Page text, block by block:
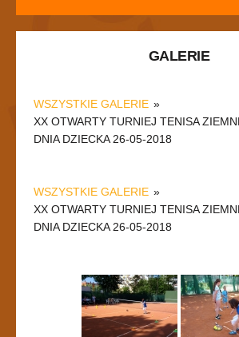
GALERIE
WSZYSTKIE GALERIE »
XX OTWARTY TURNIEJ TENISA
DNIA DZIECKA 26-05-2018
WSZYSTKIE GALERIE »
XX OTWARTY TURNIEJ TENISA
DNIA DZIECKA 26-05-2018